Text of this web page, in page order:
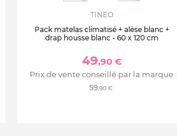
TINEO
Pack matelas climatisé + alèse blanc +
drap housse blanc - 60 x 120 cm
49,90 €
Prix de vente conseillé par la marque :
59,90 €